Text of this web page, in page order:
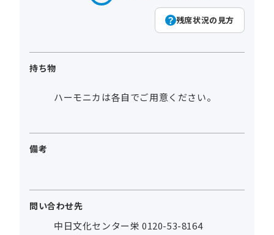
残席状況の見方
持ち物
ハーモニカは各自でご用意ください。
備考
問い合わせ先
中日文化センター栄 0120-53-8164